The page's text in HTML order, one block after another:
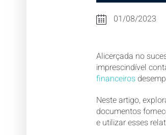
01/08/2023
Alicerçada no
imprescindível
financeiros
Neste artigo,
documentos
e utilizar esses